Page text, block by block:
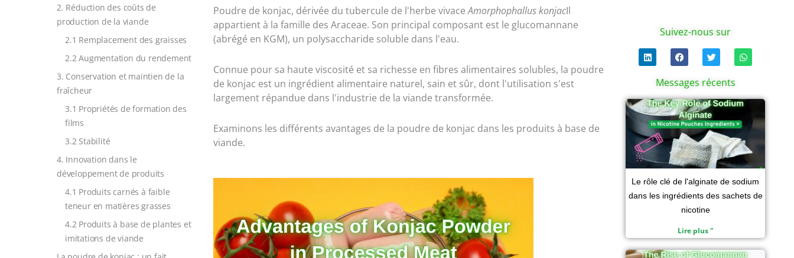
2. Réduction des coûts de
production de la viande
2.1 Remplacement des graisses
2.2 Augmentation du rendement
3. Conservation et maintien de la
fraîcheur
3.1 Propriétés de formation des
films
3.2 Stabilité
4. Innovation dans le
développement de produits
4.1 Produits carnés à faible
teneur en matières grasses
4.2 Produits à base de plantes et
imitations de viande
Poudre de konjac, dérivée du tubercule de l'herbe vivaceAmorphophallus konjacIl
appartient à la famille des Araceae. Son principal composant est le glucomannane
(abrégé en KGM), un polysaccharide soluble dans l'eau.
Connue pour sa haute viscosité et sa richesse en fibres alimentaires solubles, la poudre
de konjac est un ingrédient alimentaire naturel, sain et sûr, dont l'utilisation s'est
largement répandue dans l'industrie de la viande transformée.
Examinons les différents avantages de la poudre de konjac dans les produits à base de
viande.
Suivez-nous sur
L
i
n
d
i
n
F
a
c
e
b
o
o
k
T
w
i
t
t
e
r
W
h
a
a
p
Messages récents
Le rôle clé de l'alginate de sodium
dans les ingrédients des sachets de
nicotine
Lire plus "
PagePagePage Page